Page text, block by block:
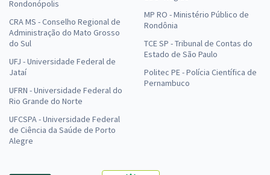
Rondonópolis
CRA MS - Conselho Regional de
Administração do Mato Grosso
do Sul
UFJ - Universidade Federal de
Jataí
UFRN - Universidade Federal do
Rio Grande do Norte
UFCSPA - Universidade Federal
de Ciência da Saúde de Porto
Alegre
MP RO - Ministério Público de
Rondônia
TCE SP - Tribunal de Contas do
Estado de São Paulo
Politec PE - Polícia Científica de
Pernambuco